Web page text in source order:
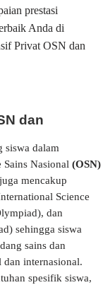
prestasi
Anda di
Privat OSN dan
dan
siswa dalam
Nasional (OSN)
mencakup
Science
dan
sehingga siswa
sains dan
dan internasional.
spesifik siswa,